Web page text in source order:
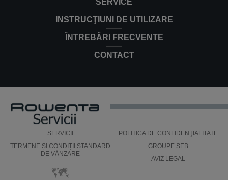
SERVICE
INSTRUCŢIUNI DE UTILIZARE
ÎNTREBĂRI FRECVENTE
CONTACT
SERVICII
POLITICA DE CONFIDENŢIALITATE
TERMENE ȘI CONDIȚII STANDARD
DE VÂNZARE
GROUPE SEB
AVIZ LEGAL